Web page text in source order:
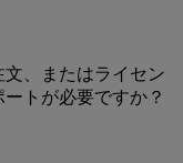
、またはライセン
トが必要ですか？